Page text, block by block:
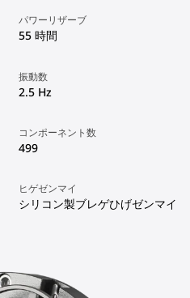
パワーリザーブ
55 時間
振動数
2.5 Hz
コンポーネント数
499
ヒゲゼンマイ
シリコン製ブレゲひげゼンマイ